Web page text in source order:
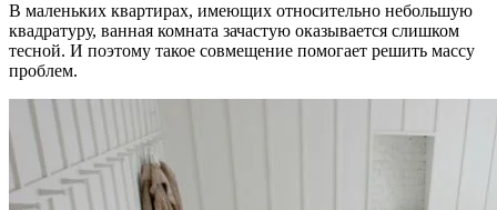
В маленьких квартирах, имеющих относительно небольшую
квадратуру, ванная комната зачастую оказывается слишком
тесной. И поэтому такое совмещение помогает решить массу
проблем.